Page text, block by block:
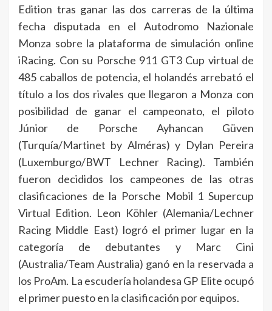
Edition tras ganar las dos carreras de la última
fecha disputada en el Autodromo Nazionale
Monza sobre la plataforma de simulación online
iRacing. Con su Porsche 911 GT3 Cup virtual de
485 caballos de potencia, el holandés arrebató el
título a los dos rivales que llegaron a Monza con
posibilidad de ganar el campeonato, el piloto
Júnior de Porsche Ayhancan Güven
(Turquía/Martinet by Alméras) y Dylan Pereira
(Luxemburgo/BWT Lechner Racing). También
fueron decididos los campeones de las otras
clasificaciones de la Porsche Mobil 1 Supercup
Virtual Edition. Leon Köhler (Alemania/Lechner
Racing Middle East) logró el primer lugar en la
categoría de debutantes y Marc Cini
(Australia/Team Australia) ganó en la reservada a
los ProAm. La escudería holandesa GP Elite ocupó
el primer puesto en la clasificación por equipos.